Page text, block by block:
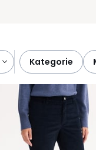
kategorie